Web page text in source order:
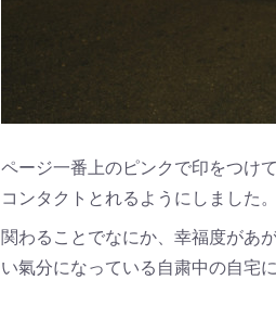
ページ一番上のピンクで印をつけ
コンタクトとれるようにしました。
関わることでなにか、幸福度があ
い氣分になっている自粛中の自宅に